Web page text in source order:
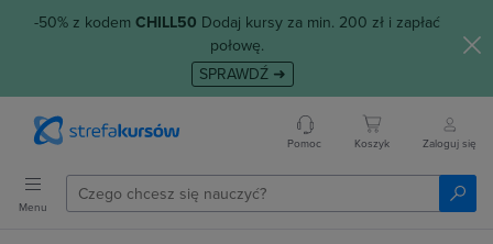
-50% z kodem CHILL50 Dodaj kursy za min. 200 zł i zapłać
połowę.
SPRAWDŹ ➜
Pomoc Koszyk Zaloguj się
Menu